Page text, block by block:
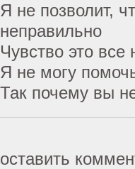
Я не позволит,
неправильно
Чувство это все
Я не могу
Так почему вы
оставить